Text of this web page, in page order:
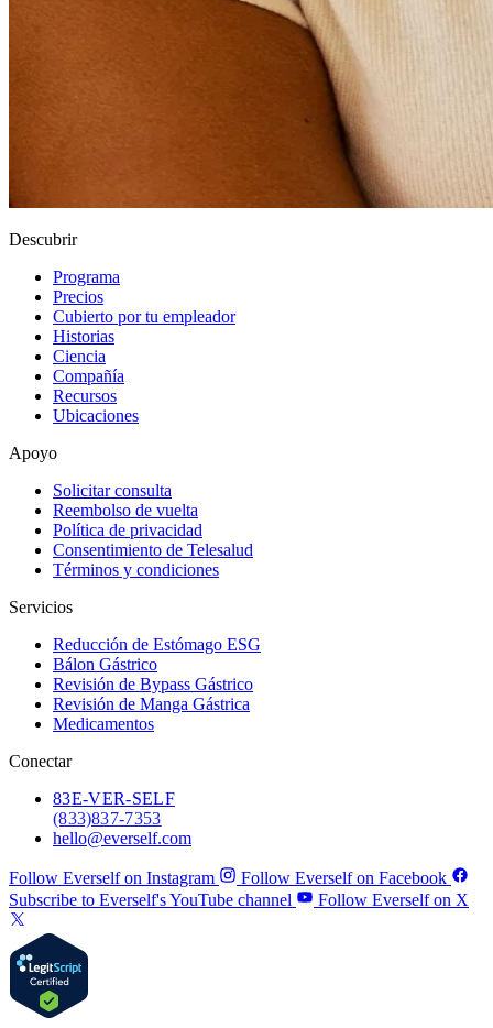
Descubrir
Programa
Precios
Cubierto por tu empleador
Historias
Ciencia
Compañía
Recursos
Ubicaciones
Apoyo
Solicitar consulta
Reembolso de vuelta
Política de privacidad
Consentimiento de Telesalud
Términos y condiciones
Servicios
Reducción de Estómago ESG
Bálon Gástrico
Revisión de Bypass Gástrico
Revisión de Manga Gástrica
Medicamentos
Conectar
83E-VER-SELF
(833) 837-7353
hello@everself.com
Follow Everself on Instagram
Follow Everself on Facebook
Subscribe to Everself's YouTube channel
Follow Everself on X